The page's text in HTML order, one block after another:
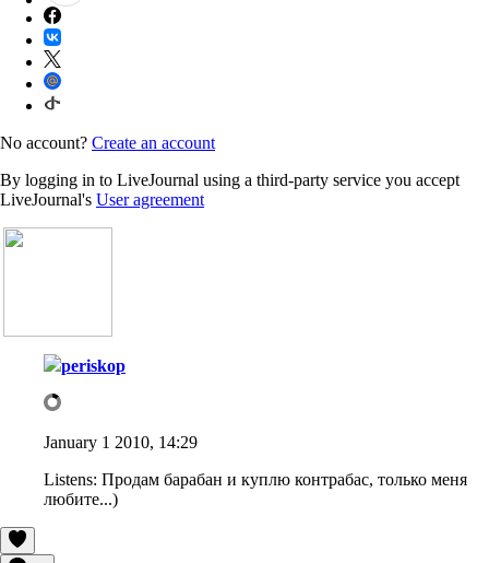
No account? Create an account
By logging in to LiveJournal using a third-party service you accept
LiveJournal's User agreement
periskop
January 1 2010, 14:29
Listens: Продам барабан и куплю контрабас, только меня
любите...)